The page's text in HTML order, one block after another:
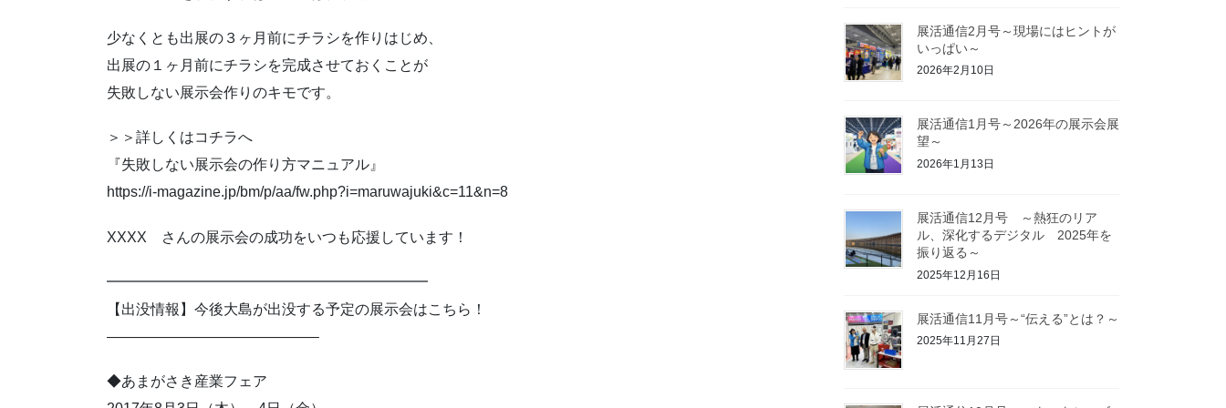
少なくとも出展の３ヶ月前にチラシを作りはじめ、
出展の１ヶ月前にチラシを完成させておくことが
失敗しない展示会作りのキモです。
＞＞詳しくはコチラへ
『失敗しない展示会の作り方マニュアル』
https://i-magazine.jp/bm/p/aa/fw.php?i=maruwajuki&c=11&n=8
XXXX さんの展示会の成功をいつも応援しています！
━━━━━━━━━━━━━━━━━━━━━━
【出没情報】今後大島が出没する予定の展示会はこちら！
——————————————–
◆あまがさき産業フェア
展活通信2月号～現場にはヒントが
いっぱい～
2026年2月10日
展活通信1月号～2026年の展示会展
望～
2026年1月13日
展活通信12月号 ～熱狂のリア
ル、深化するデジタル 2025年を
振り返る～
2025年12月16日
展活通信11月号～“伝える”とは？～
2025年11月27日